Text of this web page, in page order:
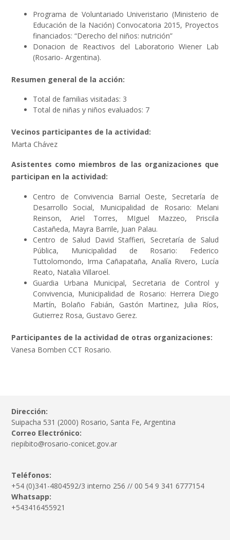
Programa de Voluntariado Univeristario (Ministerio de
Educación de la Nación) Convocatoria 2015, Proyectos
financiados: “Derecho del niños: nutrición”
Donacion de Reactivos del Laboratorio Wiener Lab
(Rosario- Argentina).
Resumen general de la acción:
Total de familias visitadas: 3
Total de niñas y niños evaluados: 7
Vecinos participantes de la actividad:
Marta Chávez
Asistentes como miembros de las organizaciones que
participan en la actividad:
Centro de Convivencia Barrial Oeste, Secretaría de
Desarrollo Social, Municipalidad de Rosario: Melani
Reinson, Ariel Torres, MIguel Mazzeo, Priscila
Castañeda, Mayra Barrile, Juan Palau.
Centro de Salud David Staffieri, Secretaría de Salud
Pública, Municipalidad de Rosario: Federico
Tuttolomondo, Irma Cañapataña, Analía Rivero, Lucía
Reato, Natalia Villaroel.
Guardia Urbana Municipal, Secretaria de Control y
Convivencia, Municipalidad de Rosario: Herrera Diego
Martín, Bolaño Fabián, Gastón Martinez, Julia Ríos,
Gutierrez Rosa, Gustavo Gerez.
Participantes de la actividad de otras organizaciones:
Vanesa Bomben CCT Rosario.
Dirección:
Suipacha 531 (2000) Rosario, Santa Fe, Argentina
Correo Electrónico:
riepibito@rosario-conicet.gov.ar
Teléfonos:
+54 (0)341-4804592/3 interno 256 // 00 54 9 341 6777154
Whatsapp:
+543416455921